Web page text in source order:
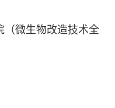
（微生物改造技术全